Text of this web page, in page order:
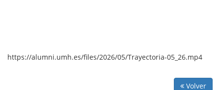
https://alumni.umh.es/files/2026/05/Trayectoria-05_26.mp4
Volver